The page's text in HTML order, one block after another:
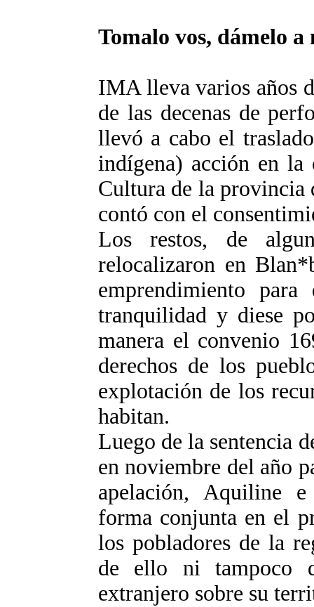
Tomalo vos, dámelo a
IMA lleva varios años
de las decenas de
llevó a cabo el
indígena) acción en la
Cultura de la
contó con el
Los restos, de
relocalizaron en
emprendimiento
tranquilidad y diese
manera el convenio
derechos de los
explotación de los
habitan.
Luego de la sentencia
en noviembre del año
apelación, Aquiline
forma conjunta en el
los pobladores de la
de ello ni tampoco
extranjero sobre su